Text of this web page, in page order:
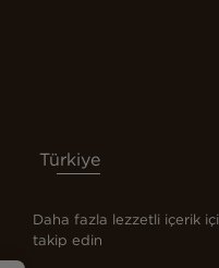
Türkiye
Daha fazla lezzetli içerik
takip edin